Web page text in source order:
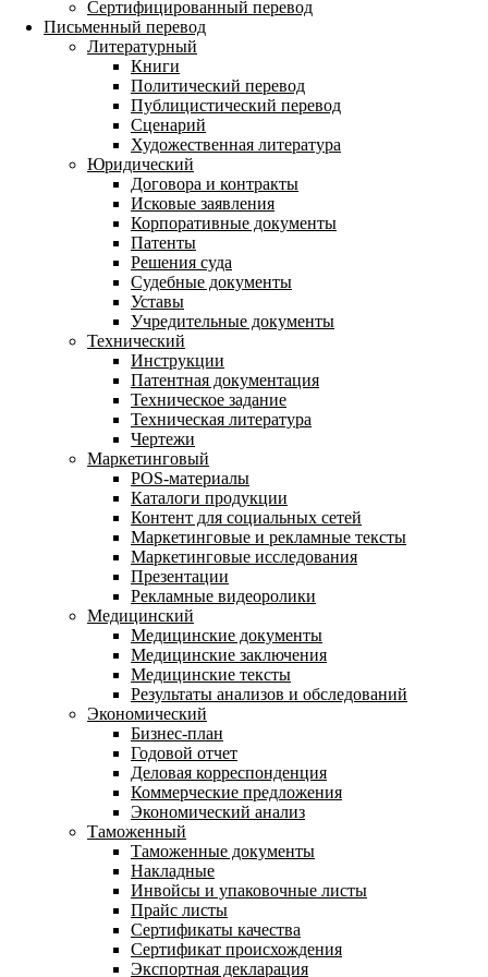
Сертифицированный перевод
Письменный перевод
Литературный
Книги
Политический перевод
Публицистический перевод
Сценарий
Художественная литература
Юридический
Договора и контракты
Исковые заявления
Корпоративные документы
Патенты
Решения суда
Судебные документы
Уставы
Учредительные документы
Технический
Инструкции
Патентная документация
Техническое задание
Техническая литература
Чертежи
Маркетинговый
POS-материалы
Каталоги продукции
Контент для социальных сетей
Маркетинговые и рекламные тексты
Маркетинговые исследования
Презентации
Рекламные видеоролики
Медицинский
Медицинские документы
Медицинские заключения
Медицинские тексты
Результаты анализов и обследований
Экономический
Бизнес-план
Годовой отчет
Деловая корреспонденция
Коммерческие предложения
Экономический анализ
Таможенный
Таможенные документы
Накладные
Инвойсы и упаковочные листы
Прайс листы
Сертификаты качества
Сертификат происхождения
Экспортная декларация